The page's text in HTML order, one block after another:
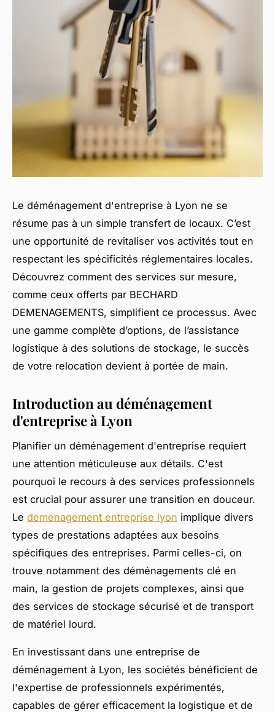
Le déménagement d'entreprise à Lyon ne se
résume pas à un simple transfert de locaux. C’est
une opportunité de revitaliser vos activités tout en
respectant les spécificités réglementaires locales.
Découvrez comment des services sur mesure,
comme ceux offerts par BECHARD
DEMENAGEMENTS, simplifient ce processus. Avec
une gamme complète d’options, de l’assistance
logistique à des solutions de stockage, le succès
de votre relocation devient à portée de main.
Introduction au déménagement
d'entreprise à Lyon
Planifier un déménagement d'entreprise requiert
une attention méticuleuse aux détails. C'est
pourquoi le recours à des services professionnels
est crucial pour assurer une transition en douceur.
Le demenagement entreprise lyon implique divers
types de prestations adaptées aux besoins
spécifiques des entreprises. Parmi celles-ci, on
trouve notamment des déménagements clé en
main, la gestion de projets complexes, ainsi que
des services de stockage sécurisé et de transport
de matériel lourd.
En investissant dans une entreprise de
déménagement à Lyon, les sociétés bénéficient de
l'expertise de professionnels expérimentés,
capables de gérer efficacement la logistique et de